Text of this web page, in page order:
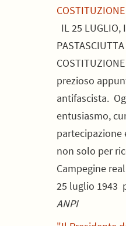
COSTITUZIONE
IL 25 LUGLIO,
prezioso
antifascista.
entusiasmo,
partecipazione
non solo per
Campegine
25 luglio 1943
ANPI